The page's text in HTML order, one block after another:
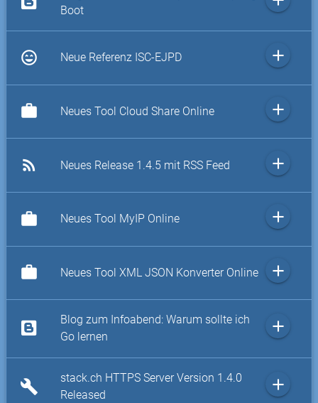
Boot
sentiment_very_satisfied Neue Referenz ISC-EJPD add
work Neues Tool Cloud Share Online add
rss_feed Neues Release 1.4.5 mit RSS Feed add
work Neues Tool MyIP Online add
work Neues Tool XML JSON Konverter Online add
Blog zum Infoabend: Warum sollte ich
Go lernen
add
build
stack.ch HTTPS Server Version 1.4.0
Released
add